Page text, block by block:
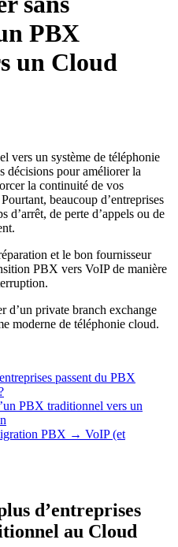
PBX
un Cloud
vers un système de téléphonie
décisions pour améliorer la
la continuité de vos
beaucoup d’entreprises
d’arrêt, de perte d’appels ou de
et le bon fournisseur
PBX vers VoIP de manière
d’un private branch exchange
moderne de téléphonie cloud.
passent du PBX
PBX traditionnel vers un
PBX → VoIP (et
d’entreprises
au Cloud